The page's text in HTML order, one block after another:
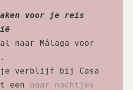
voor je reis
al naar Málaga voor
je verblijf bij Casa
een paar nachtjes